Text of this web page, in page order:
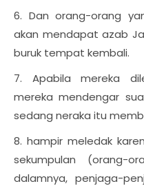
6. Dan orang-orang
akan mendapat azab
buruk tempat kembali.
7. Apabila mereka
mereka mendengar
sedang neraka itu
8. hampir meledak
sekumpulan (orang-
dalamnya, penjaga-